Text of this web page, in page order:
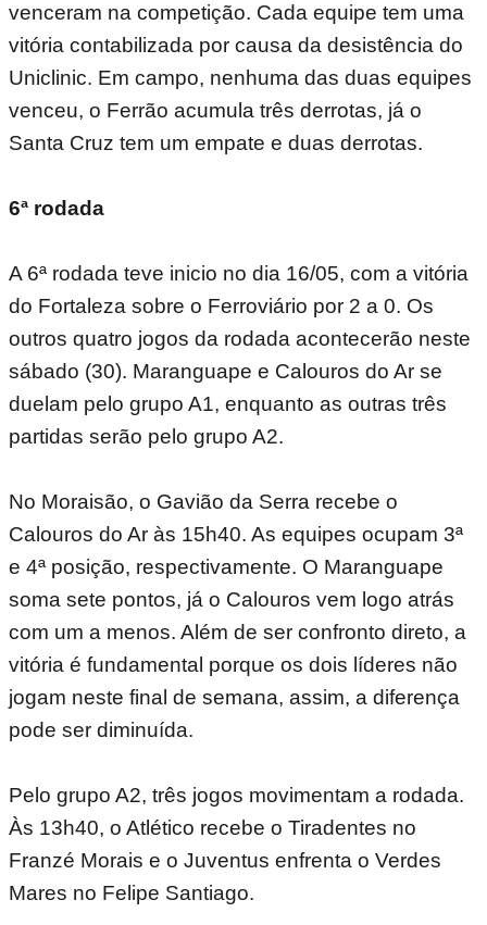
venceram na competição. Cada equipe tem uma
vitória contabilizada por causa da desistência do
Uniclinic. Em campo, nenhuma das duas equipes
venceu, o Ferrão acumula três derrotas, já o
Santa Cruz tem um empate e duas derrotas.
6ª rodada
A 6ª rodada teve inicio no dia 16/05, com a vitória
do Fortaleza sobre o Ferroviário por 2 a 0. Os
outros quatro jogos da rodada acontecerão neste
sábado (30). Maranguape e Calouros do Ar se
duelam pelo grupo A1, enquanto as outras três
partidas serão pelo grupo A2.
No Moraisão, o Gavião da Serra recebe o
Calouros do Ar às 15h40. As equipes ocupam 3ª
e 4ª posição, respectivamente. O Maranguape
soma sete pontos, já o Calouros vem logo atrás
com um a menos. Além de ser confronto direto, a
vitória é fundamental porque os dois líderes não
jogam neste final de semana, assim, a diferença
pode ser diminuída.
Pelo grupo A2, três jogos movimentam a rodada.
Às 13h40, o Atlético recebe o Tiradentes no
Franzé Morais e o Juventus enfrenta o Verdes
Mares no Felipe Santiago.